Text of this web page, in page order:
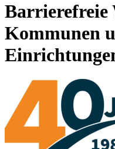
Barrierefreie
Kommunen